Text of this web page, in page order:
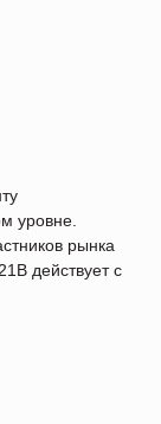
уровне.
рынка
действует с